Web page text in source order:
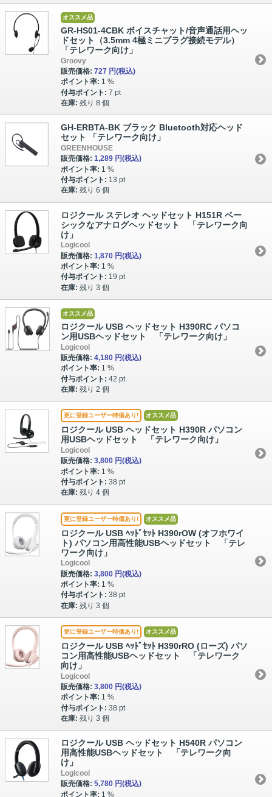
オススメ品
GR-HS01-4CBK ボイスチャット/音声通話用ヘッ
ドセット（3.5mm 4極ミニプラグ接続モデル）
「テレワーク向け」
Groovy
販売価格: 727 円(税込)
ポイント率: 1 %
付与ポイント: 7 pt
在庫: 残り 8 個
GH-ERBTA-BK ブラック Bluetooth対応ヘッド
セット 「テレワーク向け」
GREENHOUSE
販売価格: 1,289 円(税込)
ポイント率: 1 %
付与ポイント: 13 pt
在庫: 残り 6 個
ロジクール ステレオ ヘッドセット H151R ベー
シックなアナログヘッドセット 「テレワーク向
け」
Logicool
販売価格: 1,870 円(税込)
ポイント率: 1 %
付与ポイント: 19 pt
在庫: 残り 3 個
オススメ品
ロジクール USB ヘッドセット H390RC パソコ
ン⽤USBヘッドセット 「テレワーク向け」
Logicool
販売価格: 4,180 円(税込)
ポイント率: 1 %
付与ポイント: 42 pt
在庫: 残り 2 個
更に登録ユーザー特価あり! オススメ品
ロジクール USB ヘッドセット H390R パソコン
⽤USBヘッドセット 「テレワーク向け」
Logicool
販売価格: 3,800 円(税込)
ポイント率: 1 %
付与ポイント: 38 pt
在庫: 残り 4 個
更に登録ユーザー特価あり! オススメ品
ロジクール USB ﾍｯﾄﾞｾｯﾄ H390rOW (オフホワイ
ト) パソコン⽤⾼性能USBヘッドセット 「テレ
ワーク向け」
Logicool
販売価格: 3,800 円(税込)
ポイント率: 1 %
付与ポイント: 38 pt
在庫: 残り 3 個
更に登録ユーザー特価あり! オススメ品
ロジクール USB ﾍｯﾄﾞｾｯﾄ H390rRO (ローズ) パソ
コン⽤⾼性能USBヘッドセット 「テレワーク
向け」
Logicool
販売価格: 3,800 円(税込)
ポイント率: 1 %
付与ポイント: 38 pt
在庫: 残り 3 個
ロジクール USB ヘッドセット H540R パソコン
⽤⾼性能USBヘッドセット 「テレワーク向
け」
Logicool
販売価格: 5,780 円(税込)
ポイント率: 1 %